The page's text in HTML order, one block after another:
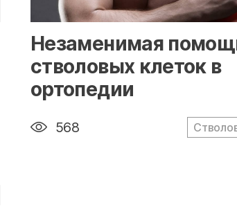
" alt="loading" class="img-responsive"/>
Незаменимая
стволовых клеток в
ортопедии
568